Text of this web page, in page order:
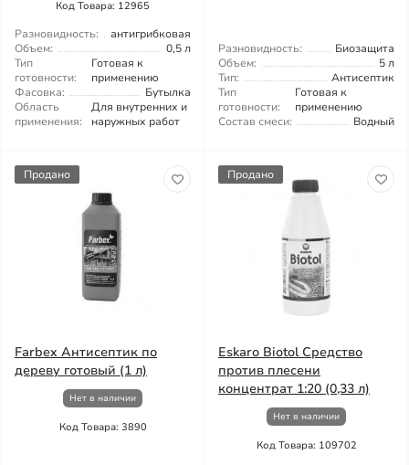
Код Товара: 12965
Разновидность:
антигрибковая
Объем:
0,5 л
Тип
готовности:
Готовая к
применению
Фасовка:
Бутылка
Область
применения:
Для внутренних и
наружных работ
Разновидность:
Биозащита
Объем:
5 л
Тип:
Антисептик
Тип
готовности:
Готовая к
применению
Состав смеси:
Водный
Продано
Farbex Антисептик по
дереву готовый (1 л)
Нет в наличии
Код Товара: 3890
Продано
Eskaro Biotol Средство
против плесени
концентрат 1:20 (0,33 л)
Нет в наличии
Код Товара: 109702